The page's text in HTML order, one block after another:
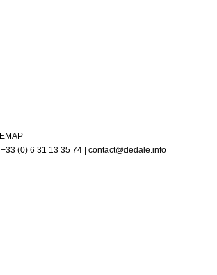
(0) 6 31 13 35 74 | contact@dedale.info